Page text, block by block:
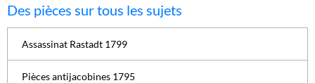
Des pièces sur tous les sujets
Assassinat Rastadt 1799
Pièces antijacobines 1795